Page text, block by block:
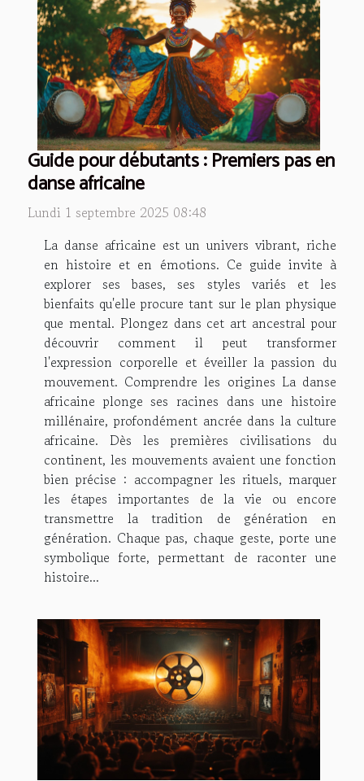
Guide pour débutants : Premiers pas en
danse africaine
Lundi 1 septembre 2025 08:48
La danse africaine est un univers vibrant, riche
en histoire et en émotions. Ce guide invite à
explorer ses bases, ses styles variés et les
bienfaits qu'elle procure tant sur le plan physique
que mental. Plongez dans cet art ancestral pour
découvrir comment il peut transformer
l'expression corporelle et éveiller la passion du
mouvement. Comprendre les origines La danse
africaine plonge ses racines dans une histoire
millénaire, profondément ancrée dans la culture
africaine. Dès les premières civilisations du
continent, les mouvements avaient une fonction
bien précise : accompagner les rituels, marquer
les étapes importantes de la vie ou encore
transmettre la tradition de génération en
génération. Chaque pas, chaque geste, porte une
symbolique forte, permettant de raconter une
histoire...